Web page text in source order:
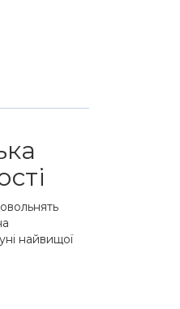
найвищої